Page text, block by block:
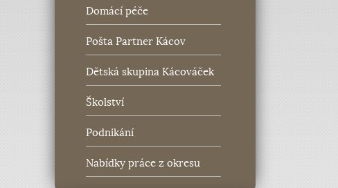
Domácí péče
Pošta Partner Kácov
Dětská skupina Kácováček
Školství
Podnikání
Nabídky práce z okresu